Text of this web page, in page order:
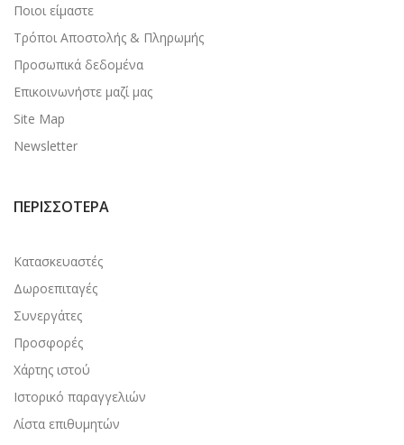
Ποιοι είμαστε
Τρόποι Αποστολής & Πληρωμής
Προσωπικά δεδομένα
Επικοινωνήστε μαζί μας
Site Map
Newsletter
ΠΕΡΙΣΣΌΤΕΡΑ
Κατασκευαστές
Δωροεπιταγές
Συνεργάτες
Προσφορές
Χάρτης ιστού
Ιστορικό παραγγελιών
Λίστα επιθυμητών